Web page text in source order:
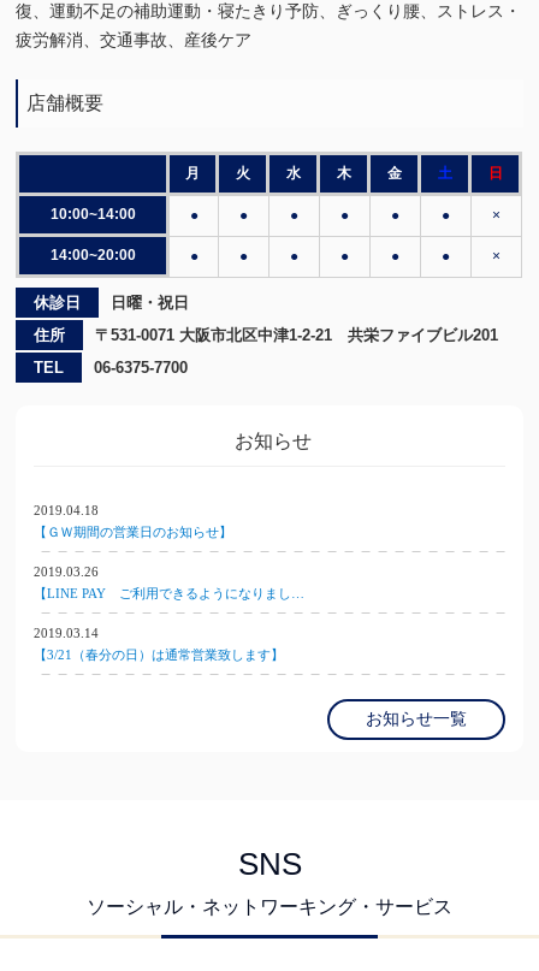
復、運動不足の補助運動・寝たきり予防、ぎっくり腰、ストレス・
疲労解消、交通事故、産後ケア
店舗概要
月 火 水 木 金 土 日
10:00~14:00 ● ● ● ● ● ● ×
14:00~20:00 ● ● ● ● ● ● ×
休診日
日曜・祝日
住所
〒531-0071 大阪市北区中津1-2-21 共栄ファイブビル201
TEL
06-6375-7700
お知らせ
2019.04.18
【ＧＷ期間の営業日のお知らせ】
2019.03.26
【LINE PAY ご利用できるようになりまし…
2019.03.14
【3/21（春分の日）は通常営業致します】
お知らせ一覧
SNS
ソーシャル・ネットワーキング・サービス